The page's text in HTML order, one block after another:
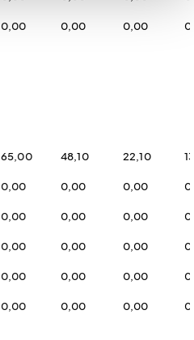
0,00 0,00 0,00
65,00 48,10 22,10
0,00 0,00 0,00
0,00 0,00 0,00
0,00 0,00 0,00
0,00 0,00 0,00
0,00 0,00 0,00